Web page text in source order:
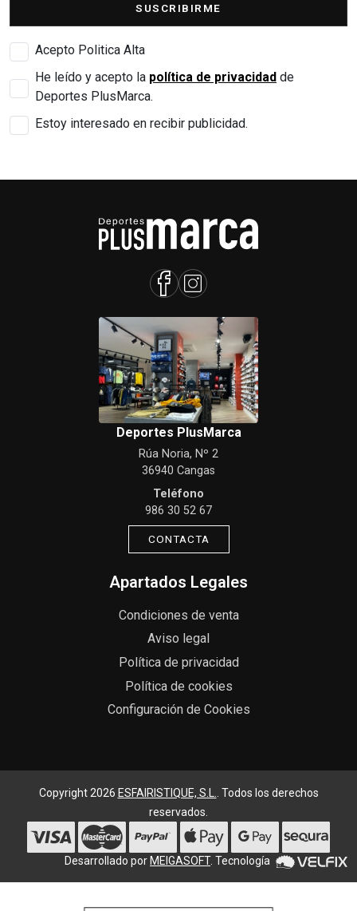
SUSCRIBIRME
Acepto Politica Alta
He leído y acepto la política de privacidad de
Deportes PlusMarca.
Estoy interesado en recibir publicidad.
Deportes PlusMarca
Rúa Noria, Nº 2
36940 Cangas
Teléfono
986 30 52 67
CONTACTA
Apartados Legales
Condiciones de venta
Aviso legal
Política de privacidad
Política de cookies
Configuración de Cookies
Copyright 2026 ESFAIRISTIQUE, S.L.. Todos los derechos
reservados.
Desarrollado por MEIGASOFT. Tecnología